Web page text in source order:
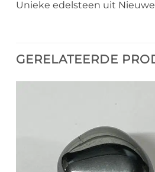
Unieke edelsteen uit
GERELATEERDE